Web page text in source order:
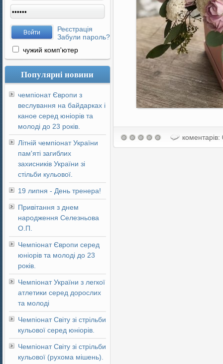
Реєстрація
Забули пароль?
чужий комп'ютер
Популярні новини
чемпіонат Європи з
веслування на байдарках і
каное серед юніорів та
молоді до 23 років.
Літній чемпіонат України
пам'яті загиблих
захисників України зі
стільби кульової.
19 липня - День тренера!
Привітання з днем
народження Селезньова
О.П.
Чемпіонат Європи серед
юніорів та молоді до 23
років.
Чемпіонат України з легкої
атлетики серед дорослих
та молоді
Чемпіонат Світу зі стрільби
кульової серед юніорів.
Чемпіонат Світу зі стрільби
кульової (рухома мішень).
коментарів: